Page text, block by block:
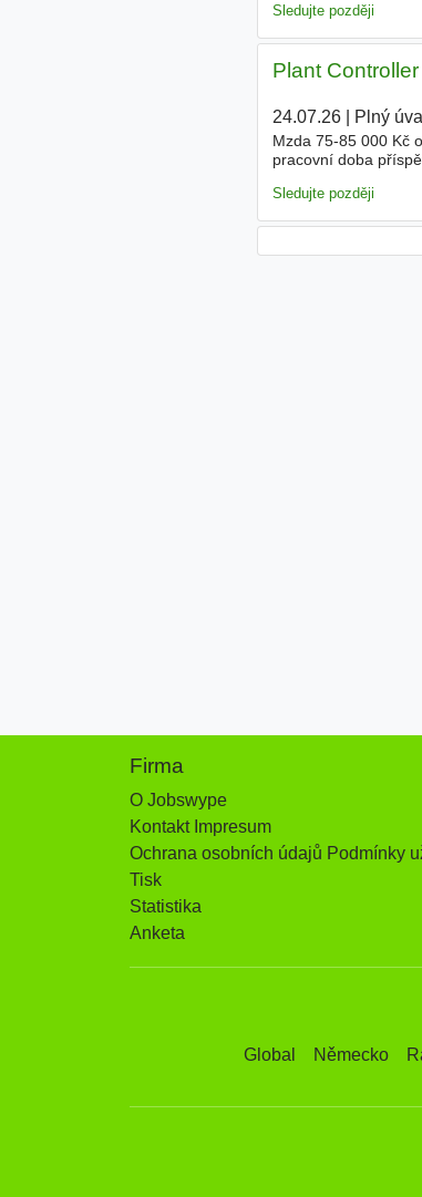
Sledujte později
Plant Controller
24.07.26| Plný
Mzda 75-85 000 Kč
pracovní doba
Sledujte později
Firma
O Jobswype
Kontakt Impresum
Ochrana osobních údajů Podmínky
Tisk
Statistika
Anketa
Global Německo